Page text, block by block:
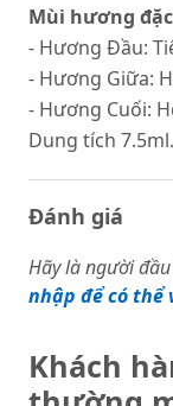
Mùi hương
- Hương Đầu:
- Hương Giữa:
- Hương Cuối:
Dung tích
Đánh giá
Hãy là người
nhập để có thể
Khách